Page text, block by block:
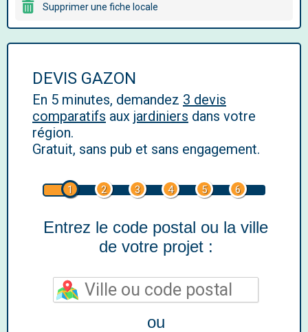
Supprimer une fiche locale
DEVIS GAZON
En 5 minutes, demandez 3 devis
comparatifs aux jardiniers dans votre
région.
Gratuit, sans pub et sans engagement.
1 2 3 4 5 6
Entrez le code postal ou la ville
de votre projet :
ou